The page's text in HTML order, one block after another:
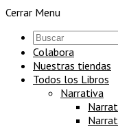
Cerrar Menu
Colabora
Nuestras tiendas
Todos los Libros
Narrativa